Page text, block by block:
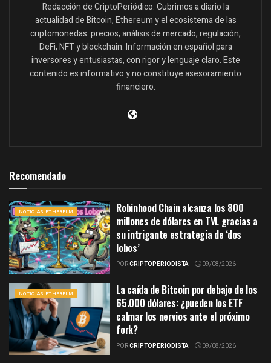
Redacción de CriptoPeriódico. Cubrimos a diario la
actualidad de Bitcoin, Ethereum y el ecosistema de las
criptomonedas: precios, análisis de mercado, regulación,
DeFi, NFT y blockchain. Información en español para
inversores y entusiastas, con rigor y lenguaje claro. Este
contenido es informativo y no constituye asesoramiento
financiero.
Recomendado
NOTICIAS ETHEREUM
Robinhood Chain alcanza los 800
millones de dólares en TVL gracias a
su intrigante estrategia de ‘dos
lobos’
PORCRIPTOPERIODISTA 09/08/2026
NOTICIAS ETHEREUM
La caída de Bitcoin por debajo de los
65.000 dólares: ¿pueden los ETF
calmar los nervios ante el próximo
fork?
PORCRIPTOPERIODISTA 09/08/2026